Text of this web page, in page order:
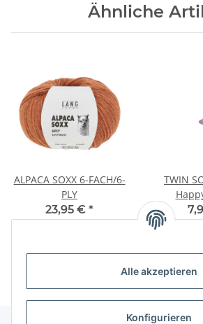
Alle akzeptieren
Konfigurieren
Ähnliche
ALPACA SOXX 6-FACH/6-
PLY
23,95 € *
TWIN